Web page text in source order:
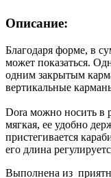
Описание:
Благодаря форме, в
может показаться.
одним закрытым
вертикальные
Dora можно носить в
мягкая, ее удобно
пристегивается
его длина
Выполнена из